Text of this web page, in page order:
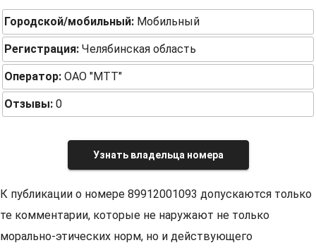
Городской/мобильный: Мобильный
Регистрация: Челябинская область
Оператор: ОАО "МТТ"
Отзывы: 0
Узнать владельца номера
К публикации о номере 89912001093 допускаются только
те комментарии, которые не наружают не только
морально-этических норм, но и действующего